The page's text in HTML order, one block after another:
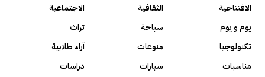
الافتتاحية
الثقافية
الاجتماعية
يوم و يوم
سياحة
تراث
تكنولوجيا
منوعات
آراء طلابية
مناسبات
سيارات
دراسات